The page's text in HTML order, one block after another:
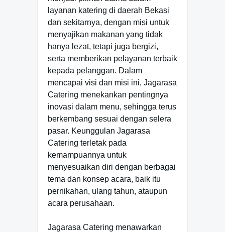
layanan katering di daerah Bekasi
dan sekitarnya, dengan misi untuk
menyajikan makanan yang tidak
hanya lezat, tetapi juga bergizi,
serta memberikan pelayanan terbaik
kepada pelanggan. Dalam
mencapai visi dan misi ini, Jagarasa
Catering menekankan pentingnya
inovasi dalam menu, sehingga terus
berkembang sesuai dengan selera
pasar. Keunggulan Jagarasa
Catering terletak pada
kemampuannya untuk
menyesuaikan diri dengan berbagai
tema dan konsep acara, baik itu
pernikahan, ulang tahun, ataupun
acara perusahaan.
Jagarasa Catering menawarkan